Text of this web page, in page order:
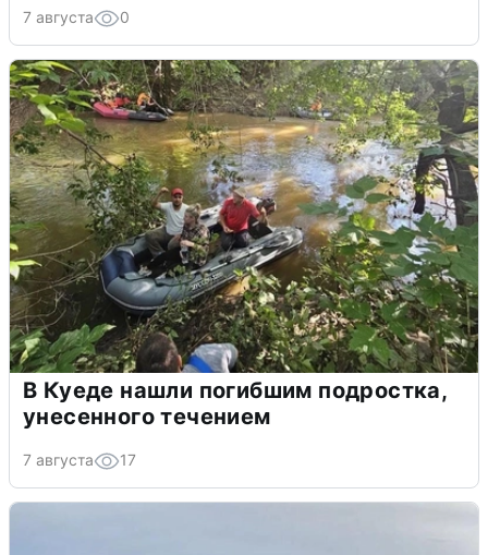
7 августа 0
В Куеде нашли погибшим подростка,
унесенного течением
7 августа 17